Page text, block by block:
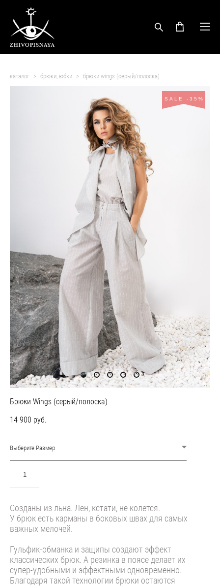
каталог > брюки, юбки > брюки wings (серый/полоска)
SALE -35%
Брюки Wings (серый/полоска)
14 900 pуб.
Выберите Размер
Созданы из льна. Лен, кстати, не колется.
У брюк есть карманы в боковых швах для самых
важных мелочей.
Гульфик-обманка и защипы создают эффект
классических брюк. А резинка в поясе делает их
супер-удобными и эффектными одновременно.
Благодаря такой технологии брюки остаются